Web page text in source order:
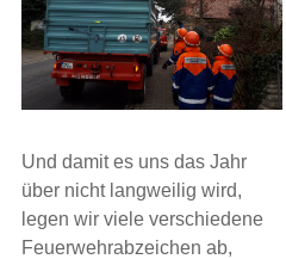
Und damit es uns das Jahr
über nicht langweilig wird,
legen wir viele verschiedene
Feuerwehrabzeichen ab,